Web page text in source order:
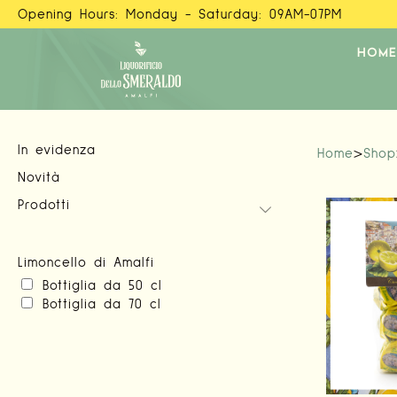
Opening Hours: Monday - Saturday: 09AM-07PM
HOME
Home>Shop
In evidenza
Novità
Prodotti
Limoncello di Amalfi
Bottiglia da 50 cl
Bottiglia da 70 cl